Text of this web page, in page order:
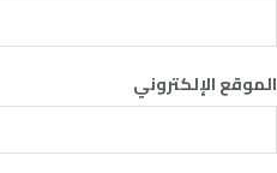
الموقع الإلكتروني